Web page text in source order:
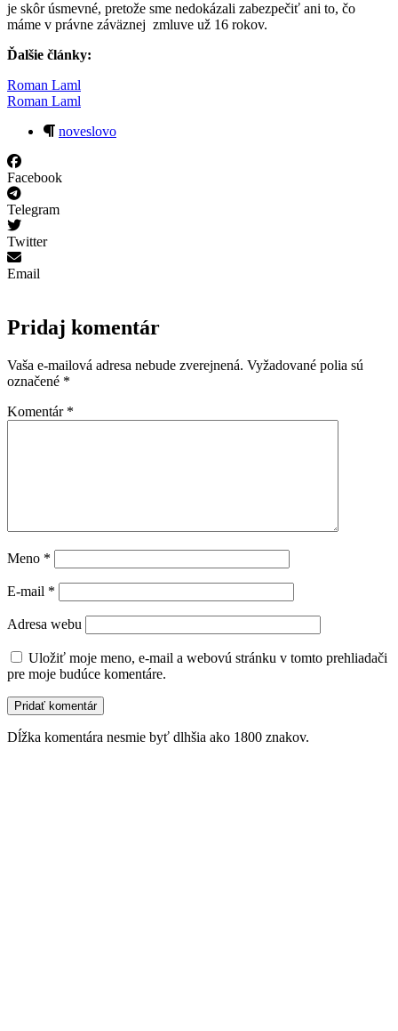
je skôr úsmevné, pretože sme nedokázali zabezpečiť ani to, čo
máme v právne záväznej zmluve už 16 rokov.
Ďalšie články:
Roman Laml
Roman Laml
noveslovo
Facebook
Telegram
Twitter
Email
Pridaj komentár
Vaša e-mailová adresa nebude zverejnená. Vyžadované polia sú
označené *
Komentár *
Meno *
E-mail *
Adresa webu
Uložiť moje meno, e-mail a webovú stránku v tomto prehliadači
pre moje budúce komentáre.
Dĺžka komentára nesmie byť dlhšia ako 1800 znakov.